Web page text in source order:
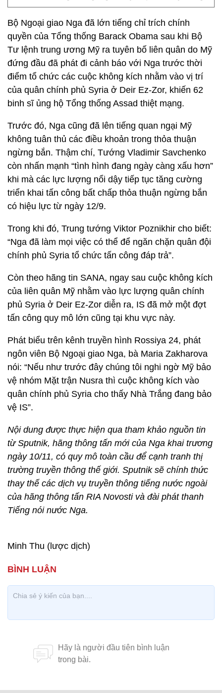
Bộ Ngoại giao Nga đã lớn tiếng chỉ trích chính
quyền của Tổng thống Barack Obama sau khi Bộ
Tư lệnh trung ương Mỹ ra tuyên bố liên quân do Mỹ
đứng đầu đã phát đi cảnh báo với Nga trước thời
điểm tổ chức các cuộc không kích nhằm vào vị trí
của quân chính phủ Syria ở Deir Ez-Zor, khiến 62
binh sĩ ủng hộ Tổng thống Assad thiệt mạng.
Trước đó, Nga cũng đã lên tiếng quan ngại Mỹ
không tuân thủ các điều khoản trong thỏa thuận
ngừng bắn. Thậm chí, Tướng Vladimir Savchenko
còn nhấn mạnh “tình hình đang ngày càng xấu hơn”
khi mà các lực lượng nổi dậy tiếp tục tăng cường
triển khai tấn công bất chấp thỏa thuận ngừng bắn
có hiệu lực từ ngày 12/9.
Trong khi đó, Trung tướng Viktor Poznikhir cho biết:
“Nga đã làm mọi việc có thể để ngăn chặn quân đội
chính phủ Syria tổ chức tấn công đáp trả”.
Còn theo hãng tin SANA, ngay sau cuộc không kích
của liên quân Mỹ nhằm vào lực lượng quân chính
phủ Syria ở Deir Ez-Zor diễn ra, IS đã mở một đợt
tấn công quy mô lớn cũng tại khu vực này.
Phát biểu trên kênh truyền hình Rossiya 24, phát
ngôn viên Bộ Ngoại giao Nga, bà Maria Zakharova
nói: “Nếu như trước đây chúng tôi nghi ngờ Mỹ bảo
vệ nhóm Mặt trận Nusra thì cuộc không kích vào
quân chính phủ Syria cho thấy Nhà Trắng đang bảo
vệ IS”.
Nội dung được thực hiện qua tham khảo nguồn tin
từ Sputnik, hãng thông tấn mới của Nga khai trương
ngày 10/11, có quy mô toàn cầu để cạnh tranh thị
trường truyền thông thế giới. Sputnik sẽ chính thức
thay thế các dịch vụ truyền thông tiếng nước ngoài
của hãng thông tấn RIA Novosti và đài phát thanh
Tiếng nói nước Nga.
Minh Thu (lược dịch)